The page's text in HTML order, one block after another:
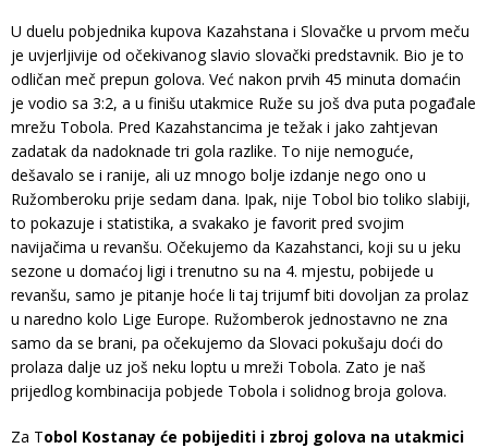
U duelu pobjednika kupova Kazahstana i Slovačke u prvom meču
je uvjerljivije od očekivanog slavio slovački predstavnik. Bio je to
odličan meč prepun golova. Već nakon prvih 45 minuta domaćin
je vodio sa 3:2, a u finišu utakmice Ruže su još dva puta pogađale
mrežu Tobola. Pred Kazahstancima je težak i jako zahtjevan
zadatak da nadoknade tri gola razlike. To nije nemoguće,
dešavalo se i ranije, ali uz mnogo bolje izdanje nego ono u
Ružomberoku prije sedam dana. Ipak, nije Tobol bio toliko slabiji,
to pokazuje i statistika, a svakako je favorit pred svojim
navijačima u revanšu. Očekujemo da Kazahstanci, koji su u jeku
sezone u domaćoj ligi i trenutno su na 4. mjestu, pobijede u
revanšu, samo je pitanje hoće li taj trijumf biti dovoljan za prolaz
u naredno kolo Lige Europe. Ružomberok jednostavno ne zna
samo da se brani, pa očekujemo da Slovaci pokušaju doći do
prolaza dalje uz još neku loptu u mreži Tobola. Zato je naš
prijedlog kombinacija pobjede Tobola i solidnog broja golova.
Za Tobol Kostanay će pobijediti i zbroj golova na utakmici